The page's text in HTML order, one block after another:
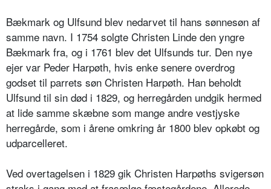
Bækmark og Ulfsund blev nedarvet til hans sønnesøn af
samme navn. I 1754 solgte Christen Linde den yngre
Bækmark fra, og i 1761 blev det Ulfsunds tur. Den nye
ejer var Peder Harpøth, hvis enke senere overdrog
godset til parrets søn Christen Harpøth. Han beholdt
Ulfsund til sin død i 1829, og herregården undgik hermed
at lide samme skæbne som mange andre vestjyske
herregårde, som i årene omkring år 1800 blev opkøbt og
udparcelleret.
Ved overtagelsen i 1829 gik Christen Harpøths svigersøn